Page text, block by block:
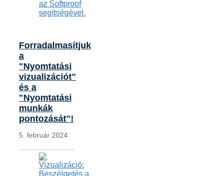
Forradalmasítjuk
a
"Nyomtatási
vizualizációt"
és a
"Nyomtatási
munkák
pontozását"!
5. február 2024